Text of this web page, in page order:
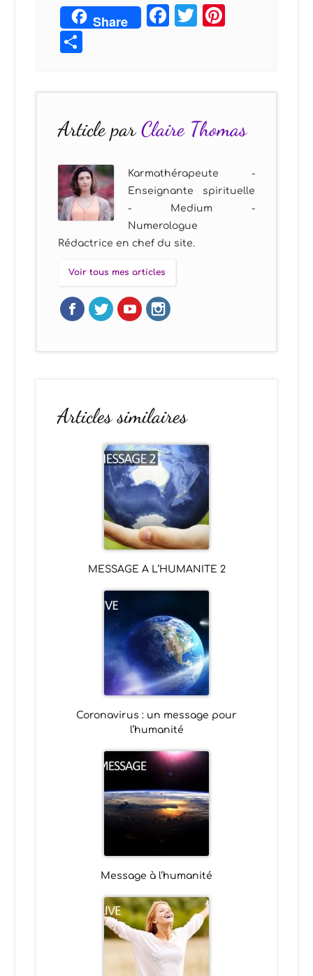
Share Facebook
Twitter
Article parClaire Thomas
Karmathérapeute -
Enseignante spirituelle
- Medium -
Numerologue
Rédactrice en chef du site.
Voir tous mes articles
Articles similaires
MESSAGE A L’HUMANITE 2
Coronavirus : un message pour
l’humanité
Message à l’humanité